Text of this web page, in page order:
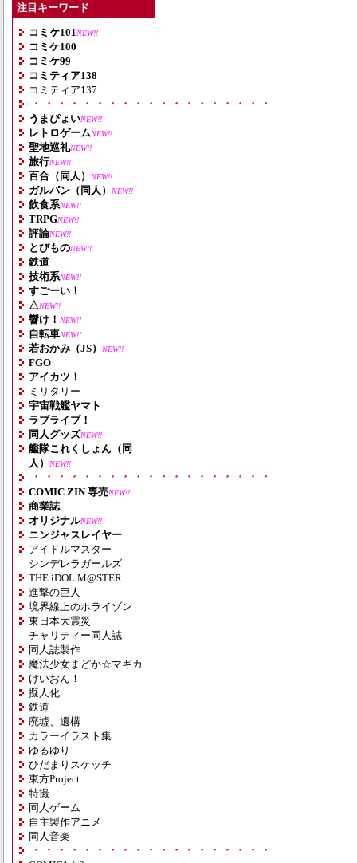
注目キーワード
コミケ101 NEW!!
コミケ100
コミケ99
コミティア138
コミティア137
・・・・・・・・・・・・・・・・・・・
うまぴょいNEW!!
レトロゲームNEW!!
聖地巡礼NEW!!
旅行NEW!!
百合（同人） NEW!!
ガルパン（同人） NEW!!
飲食系NEW!!
TRPGNEW!!
評論NEW!!
とびものNEW!!
鉄道
技術系NEW!!
すごーい！
△NEW!!
響け！ NEW!!
自転車NEW!!
若おかみ（JS） NEW!!
FGO
アイカツ！
ミリタリー
宇宙戦艦ヤマト
ラブライブ！
同人グッズNEW!!
艦隊これくしょん（同
人）
NEW!!
・・・・・・・・・・・・・・・・・・・
COMIC ZIN 専売NEW!!
商業誌
オリジナルNEW!!
ニンジャスレイヤー
アイドルマスター
シンデレラガールズ
THE iDOL M@STER
進撃の巨人
境界線上のホライゾン
東日本大震災
チャリティー同人誌
同人誌製作
魔法少女まどか☆マギカ
けいおん！
擬人化
鉄道
廃墟、遺構
カラーイラスト集
ゆるゆり
ひだまりスケッチ
東方Project
特撮
同人ゲーム
自主製作アニメ
同人音楽
・・・・・・・・・・・・・・・・・・・